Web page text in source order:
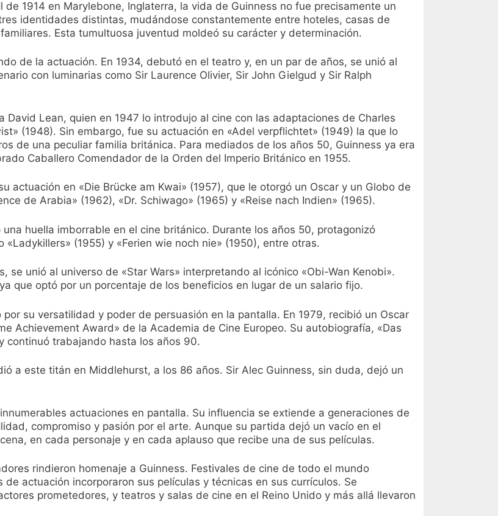
1914 en Marylebone, Inglaterra, la vida de Guinness no fue precisamente un
identidades distintas, mudándose constantemente entre hoteles, casas de
Esta tumultuosa juventud moldeó su carácter y determinación.
de la actuación. En 1934, debutó en el teatro y, en un par de años, se unió al
con luminarias como Sir Laurence Olivier, Sir John Gielgud y Sir Ralph
Lean, quien en 1947 lo introdujo al cine con las adaptaciones de Charles
(1948). Sin embargo, fue su actuación en «Adel verpflichtet» (1949) la que lo
de una peculiar familia británica. Para mediados de los años 50, Guinness ya era
Caballero Comendador de la Orden del Imperio Británico en 1955.
actuación en «Die Brücke am Kwai» (1957), que le otorgó un Oscar y un Globo de
de Arabia» (1962), «Dr. Schiwago» (1965) y «Reise nach Indien» (1965).
huella imborrable en el cine británico. Durante los años 50, protagonizó
(1955) y «Ferien wie noch nie» (1950), entre otras.
se unió al universo de «Star Wars» interpretando al icónico «Obi-Wan Kenobi».
que optó por un porcentaje de los beneficios en lugar de un salario fijo.
su versatilidad y poder de persuasión en la pantalla. En 1979, recibió un Oscar
Achievement Award» de la Academia de Cine Europeo. Su autobiografía, «Das
continuó trabajando hasta los años 90.
a este titán en Middlehurst, a los 86 años. Sir Alec Guinness, sin duda, dejó un
actuaciones en pantalla. Su influencia se extiende a generaciones de
compromiso y pasión por el arte. Aunque su partida dejó un vacío en el
en cada personaje y en cada aplauso que recibe una de sus películas.
rindieron homenaje a Guinness. Festivales de cine de todo el mundo
actuación incorporaron sus películas y técnicas en sus currículos. Se
prometedores, y teatros y salas de cine en el Reino Unido y más allá llevaron